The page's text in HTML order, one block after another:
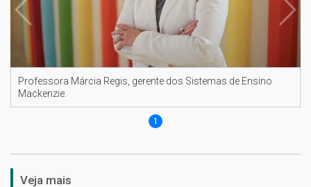
Professora Márcia Regis, gerente dos Sistemas de Ensino
Mackenzie.
1
Veja mais